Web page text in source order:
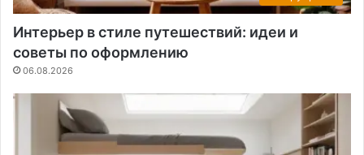
Интерьер в стиле путешествий: идеи и
советы по оформлению
06.08.2026